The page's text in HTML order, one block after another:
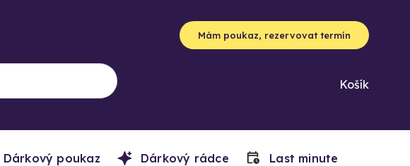
Mám poukaz, rezervovat termín
Košík
Dárkový poukaz Dárkový rádce Last minute